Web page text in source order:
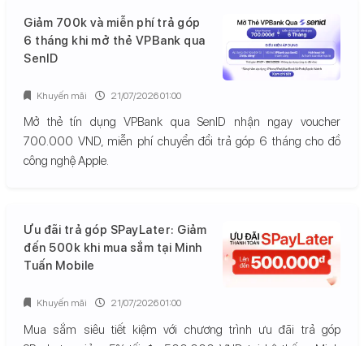
Giảm 700k và miễn phí trả góp
6 tháng khi mở thẻ VPBank qua
SenID
Mở thẻ tín dụng VPBank qua SenID nhận ngay voucher
700.000 VND, miễn phí chuyển đổi trả góp 6 tháng cho đồ
công nghệ Apple.
Khuyến mãi 21/07/2026 01:00
Ưu đãi trả góp SPayLater: Giảm
đến 500k khi mua sắm tại Minh
Tuấn Mobile
Mua sắm siêu tiết kiệm với chương trình ưu đãi trả góp
Khuyến mãi 21/07/2026 01:00